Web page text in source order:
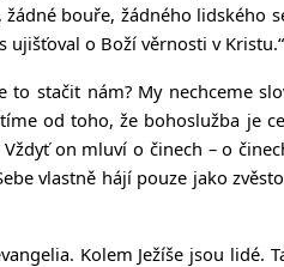
bouře, žádného
ujišťoval o Boží věrnosti v Kristu.“
stačit nám? My nechceme
od toho, že bohoslužba je
on mluví o činech – o
vlastně hájí pouze jako
Kolem Ježíše jsou